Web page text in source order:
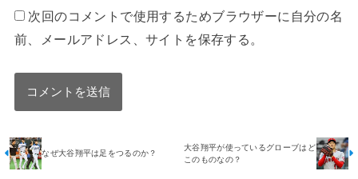
次回のコメントで使用するためブラウザーに自分の名
前、メールアドレス、サイトを保存する。
なぜ大谷翔平は足をつるのか？
大谷翔平が使っているグローブはど
このものなの？